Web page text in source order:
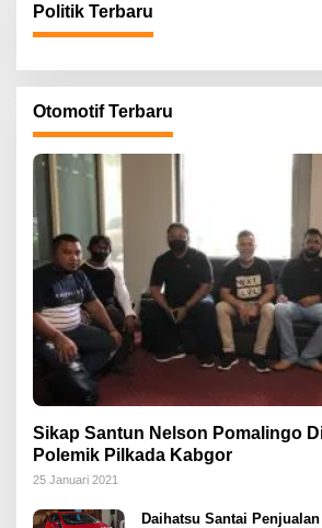
Politik Terbaru
Otomotif Terbaru
Sikap Santun Nelson Pomalingo
Polemik Pilkada Kabgor
25 Januari 2021
Daihatsu Santai